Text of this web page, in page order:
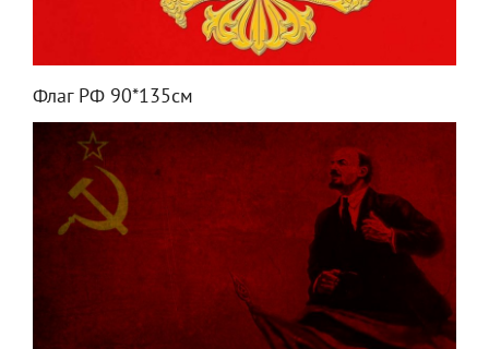
Флаг РФ 90*135см